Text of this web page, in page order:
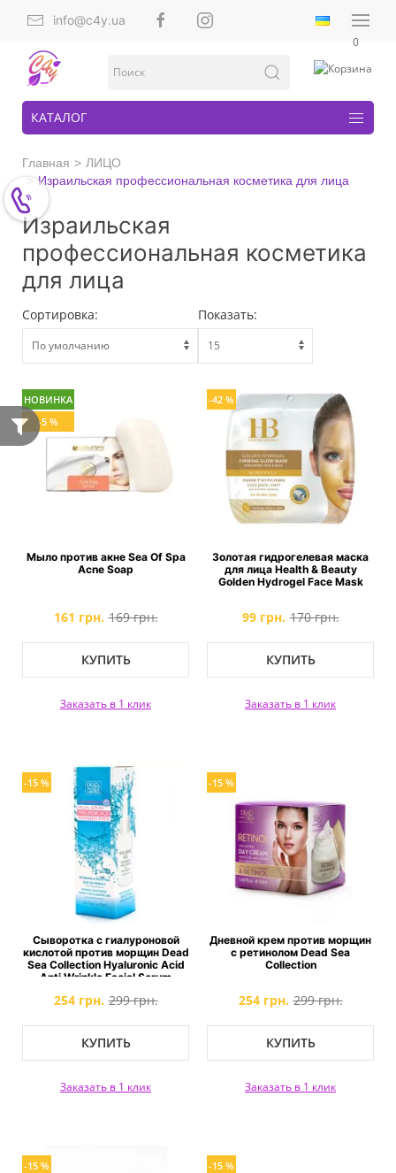
info@c4y.ua
0
КАТАЛОГ
Главная
ЛИЦО
Израильская профессиональная косметика для лица
Израильская
профессиональная косметика
для лица
Сортировка: Показать:
НОВИНКА
-5 %
Мыло против акне Sea Of Spa
Acne Soap
161 грн. 169 грн.
КУПИТЬ
Заказать в 1 клик
-42 %
Золотая гидрогелевая маска
для лица Health & Beauty
Golden Hydrogel Face Mask
99 грн. 170 грн.
КУПИТЬ
Заказать в 1 клик
-15 %
Сыворотка с гиалуроновой
кислотой против морщин Dead
Sea Collection Hyaluronic Acid
Anti Wrinkle Facial Serum
254 грн. 299 грн.
КУПИТЬ
Заказать в 1 клик
-15 %
Дневной крем против морщин
с ретинолом Dead Sea
Collection
254 грн. 299 грн.
КУПИТЬ
Заказать в 1 клик
-15 % -15 %